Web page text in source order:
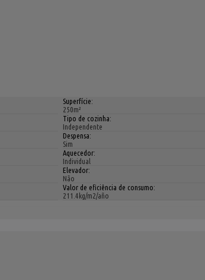
Superfície:
250m²
Tipo de cozinha:
Independente
Despensa:
Sim
Aquecedor:
Individual
Elevador:
Não
Valor de eficiência de consumo:
211.4kg/m2/año